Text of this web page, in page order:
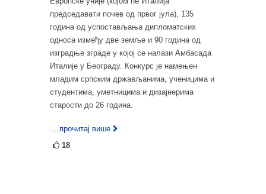
председавати почев од првог јула), 135
година од успостављања дипломатских
односа између две земље и 90 година од
изградње зграде у којој се налази Амбасада
Италије у Београду. Конкурс је намењен
младим српским држављанима, ученицима и
студентима, уметницима и дизајнерима
старости до 26 година.
... прочитај више
18